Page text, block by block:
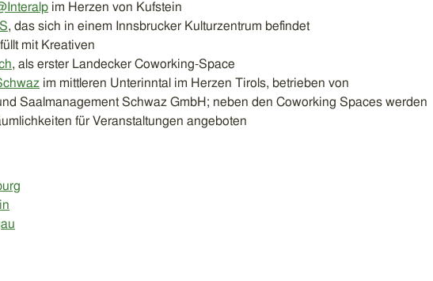
im Herzen von Kufstein
, das sich in einem Innsbrucker Kulturzentrum befindet
mit Kreativen
, als erster Landecker Coworking-Space
im mittleren Unterinntal im Herzen Tirols, betrieben von
Saalmanagement Schwaz GmbH; neben den Coworking Spaces werden
für Veranstaltungen angeboten